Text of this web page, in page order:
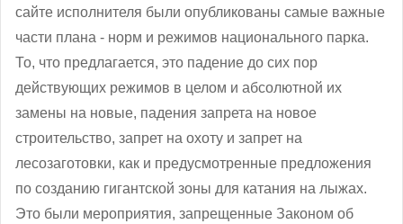
сайте исполнителя были опубликованы самые важные
части плана - норм и режимов национального парка.
То, что предлагается, это падение до сих пор
действующих режимов в целом и абсолютной их
замены на новые, падения запрета на новое
строительство, запрет на охоту и запрет на
лесозаготовки, как и предусмотренные предложения
по созданию гигантской зоны для катания на лыжах.
Это были мероприятия, запрещенные Законом об